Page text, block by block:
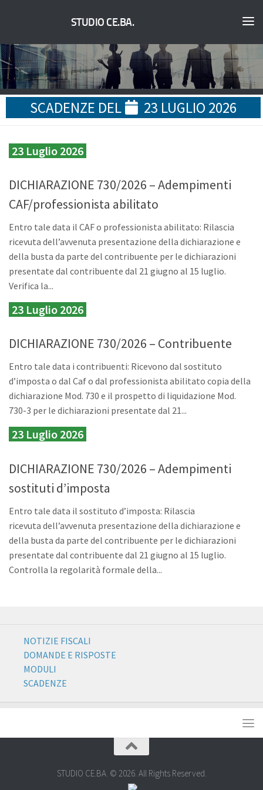
STUDIO CE.BA.
SCADENZE DEL 23 LUGLIO 2026
23 Luglio 2026
DICHIARAZIONE 730/2026 – Adempimenti
CAF/professionista abilitato
Entro tale data il CAF o professionista abilitato: Rilascia
ricevuta dell’avvenuta presentazione della dichiarazione e
della busta da parte del contribuente per le dichiarazioni
presentate dal contribuente dal 21 giugno al 15 luglio.
Verifica la...
23 Luglio 2026
DICHIARAZIONE 730/2026 – Contribuente
Entro tale data i contribuenti: Ricevono dal sostituto
d’imposta o dal Caf o dal professionista abilitato copia della
dichiarazione Mod. 730 e il prospetto di liquidazione Mod.
730-3 per le dichiarazioni presentate dal 21...
23 Luglio 2026
DICHIARAZIONE 730/2026 – Adempimenti
sostituti d’imposta
Entro tale data il sostituto d’imposta: Rilascia
ricevuta dell’avvenuta presentazione della dichiarazione e
della busta da parte del contribuente per le dichiarazioni
presentate dal contribuente dal 21 giugno al 15 luglio.
Controlla la regolarità formale della...
NOTIZIE FISCALI
DOMANDE E RISPOSTE
MODULI
SCADENZE
STUDIO CE.BA. © 2026. All Rights Reserved.